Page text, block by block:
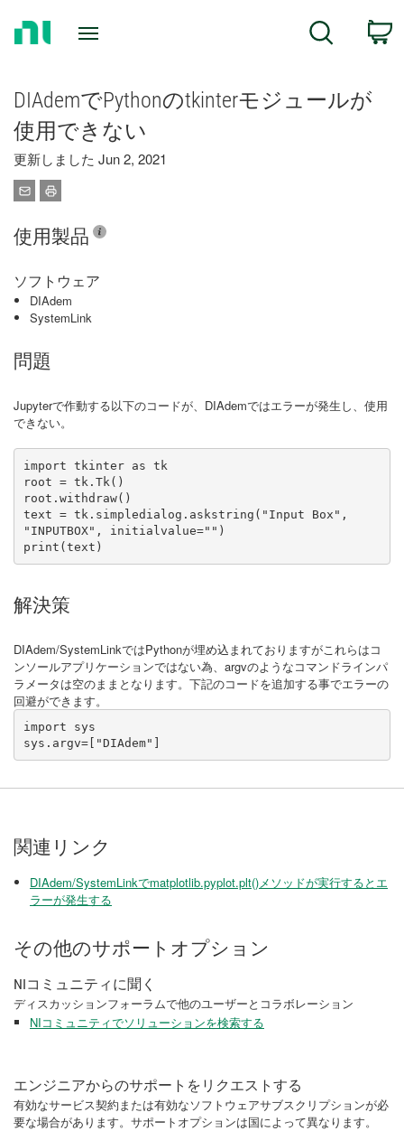
Search
DIAdemでPythonのtkinterモジュールが
使用できない
更新しました Jun 2, 2021
使用製品
ソフトウェア
DIAdem
SystemLink
問題
Jupyterで作動する以下のコードが、DIAdemではエラーが発生し、使用
できない。
import tkinter as tk
root = tk.Tk()
root.withdraw()
text = tk.simpledialog.askstring("Input Box",
"INPUTBOX", initialvalue="")
print(text)
解決策
DIAdem/SystemLinkではPythonが埋め込まれておりますがこれらはコ
ンソールアプリケーションではない為、argvのようなコマンドラインパ
ラメータは空のままとなります。下記のコードを追加する事でエラーの
回避ができます。
import sys
関連リンク
DIAdem/SystemLinkでmatplotlib.pyplot.plt()メソッドが実行するとエ
ラーが発生する
その他のサポートオプション
NIコミュニティに聞く
ディスカッションフォーラムで他のユーザーとコラボレーション
NIコミュニティでソリューションを検索する
エンジニアからのサポートをリクエストする
有効なサービス契約または有効なソフトウェアサブスクリプションが必
要な場合があります。サポートオプションは国によって異なります。